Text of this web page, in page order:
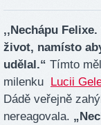
‚‚Nechápu
život, namísto
udělal.“ Tímto
milenku Lucii
Dádě veřejně
nereagovala.